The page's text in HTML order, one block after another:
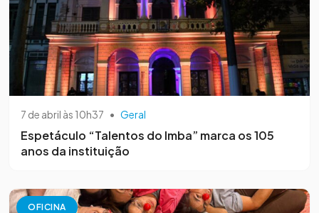
7 de abril às 10h37 • Geral
Espetáculo “Talentos do Imba” marca os 105
anos da instituição
OFICINA